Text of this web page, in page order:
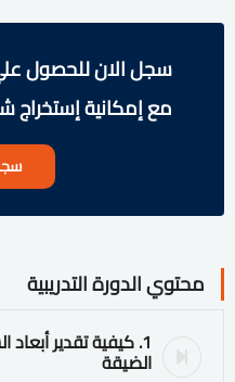
سجل الان للحصول
مع إمكانية إستخراج
محتوي الدورة التدريبية
1. كيفية تقدير
الضيقة